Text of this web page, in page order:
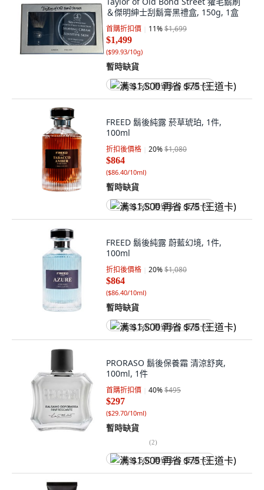
＆傑明紳士刮鬍膏黑禮盒, 150g, 1盒
首購折扣價 11%$1,699
$1,499
($99.93/10g)
暫時缺貨
满 $1,500 再省 $75 (王道卡)
FREED 鬍後純露 菸草琥珀, 1件,
100ml
折扣後價格 20%$1,080
$864
($86.40/10ml)
暫時缺貨
满 $1,500 再省 $75 (王道卡)
FREED 鬍後純露 蔚藍幻境, 1件,
100ml
折扣後價格 20%$1,080
$864
($86.40/10ml)
暫時缺貨
满 $1,500 再省 $75 (王道卡)
PRORASO 鬍後保養霜 清涼舒爽,
100ml, 1件
首購折扣價 40%$495
$297
($29.70/10ml)
暫時缺貨
(2)
满 $1,500 再省 $75 (王道卡)